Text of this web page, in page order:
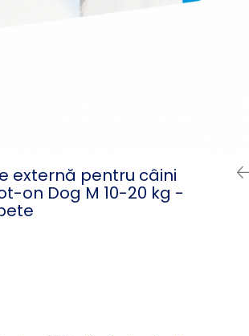
EXTERNE
INTERNE
externă pentru câini
on Dog M 10-20 kg -